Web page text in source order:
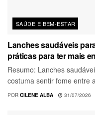
SAÚDE E BEM-ESTAR
Lanches saudáveis
práticas para ter mais
Resumo: Lanches
costuma sentir fome entre
POR CILENE ALBA 31/07/2026